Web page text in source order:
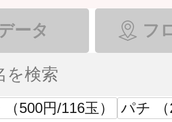
ータ フ
500円/116玉） パチ